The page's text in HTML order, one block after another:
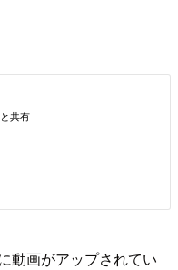
動画がアップされてい